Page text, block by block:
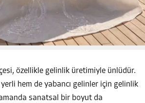
özellikle gelinlik üretimiyle ünlüdür.
hem de yabancı gelinler için gelinlik
sanatsal bir boyut da